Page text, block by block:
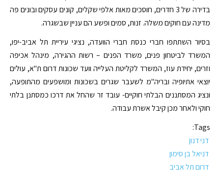
בדירה של 3 חדרים, חוסכים מאות אלפי שקלים, קונים עסקים ובונים פה
מדינה עם חוקים משלה. זנות, סמים ופשע הם עניין שבשגרה.
בסיור השתתפו חברי כנסת חברי הוועדה, נציגי עיריית תל אביב-יפו,
המשרד לביטחון פנים, משרד הפנים – רשות ההגירה, מינהל אכיפה
וזרים, יחידת עוז, המשרד לקליטת העלייה וועד שכונות דרום ת"א, עולים
יוצאי אתיופיה ובריה"מ לשעבר שגרים בשכונות ומושפעים מהתופעה,
ונציג המסתננים הבלתי חוקיים- עובד זר שהחל את דרכו כמסתנן בלתי
חוקי ולאחר מכן קיבל אשרת עבודה.
Tags:
דני דנון
דניאל בן סימון
דרום תל אביב